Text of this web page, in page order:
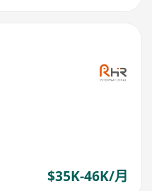
$35K-46K/月